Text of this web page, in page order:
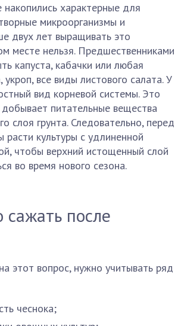
характерные для
микроорганизмы и
двух лет выращивать это
месте нельзя. Предшественниками
капуста, кабачки или любая
укроп, все виды листового салата. У
вид корневой системы. Это
питательные вещества
слоя грунта. Следовательно, перед
культуры с удлиненной
чтобы верхний истощенный слой
во время нового сезона.
после
этот вопрос, нужно учитывать ряд
чеснока;